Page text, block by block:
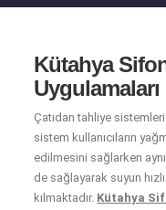
Kütahya
Uygulamaları
Çatıdan tahliye
sistem kullanıcıların
edilmesini sağlarken
de sağlayarak suyun
kılmaktadır. Kütahya